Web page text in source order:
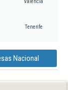
Valencia
Tenerife
Nacional